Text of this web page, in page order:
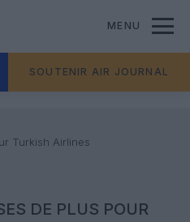
MENU
SOUTENIR AIR JOURNAL
Turkish Airlines
DE PLUS POUR